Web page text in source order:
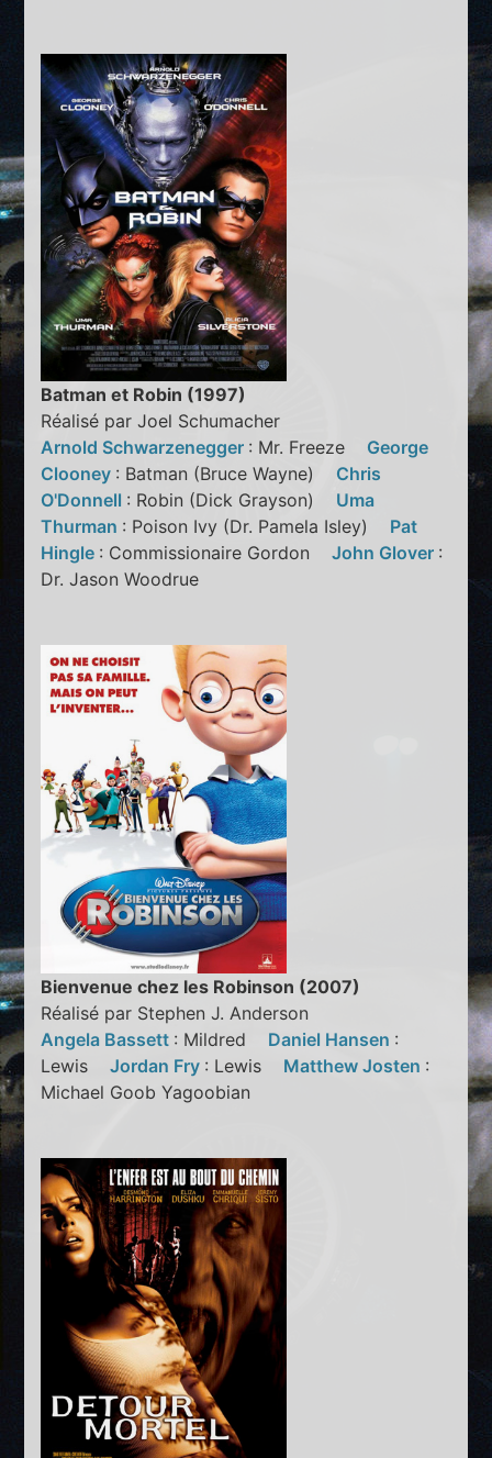
Batman et Robin (1997)
Réalisé par Joel Schumacher
Arnold Schwarzenegger : Mr. Freeze George
Clooney : Batman (Bruce Wayne) Chris
O'Donnell : Robin (Dick Grayson) Uma
Thurman : Poison Ivy (Dr. Pamela Isley) Pat
Hingle : Commissionaire GordonJohn Glover :
Dr. Jason Woodrue
Bienvenue chez les Robinson (2007)
Réalisé par Stephen J. Anderson
Angela Bassett : Mildred Daniel Hansen :
LewisJordan Fry : Lewis Matthew Josten :
Michael Goob Yagoobian